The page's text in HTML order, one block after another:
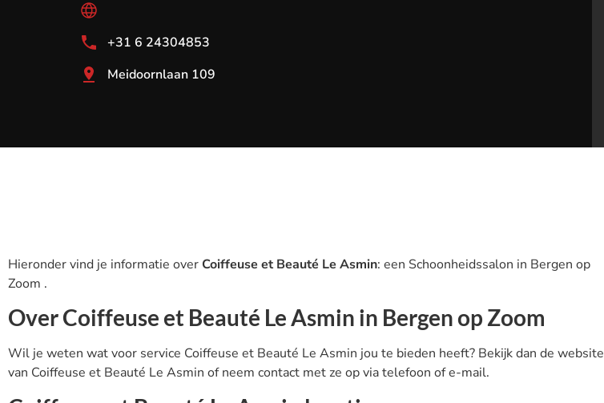
+31 6 24304853
Meidoornlaan 109
Hieronder vind je informatie over Coiffeuse et Beauté Le Asmin: een Schoonheidssalon in Bergen op
Zoom .
Over Coiffeuse et Beauté Le Asmin in Bergen op Zoom
Wil je weten wat voor service Coiffeuse et Beauté Le Asmin jou te bieden heeft? Bekijk dan de website
van Coiffeuse et Beauté Le Asmin of neem contact met ze op via telefoon of e-mail.